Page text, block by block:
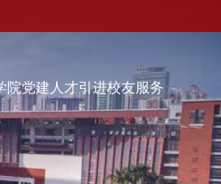
院党建 人才引进校友服务
人才引进 校友服务
校友会快讯